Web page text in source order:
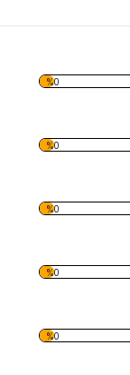
%0
%0
%0
%0
%0